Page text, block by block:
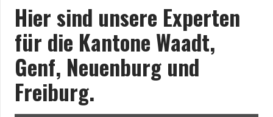
Hier sind unsere Experten
für die Kantone Waadt,
Genf, Neuenburg und
Freiburg.